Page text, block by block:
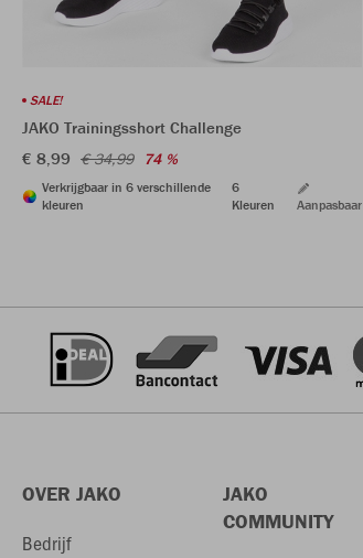
SALE!
JAKO Trainingsshort Challenge
€ 8,99 € 34,99 74 %
Verkrijgbaar in 6 verschillende
kleuren
6
Kleuren
Aanpasbaar
OVER JAKO
Bedrijf
JAKO
COMMUNITY